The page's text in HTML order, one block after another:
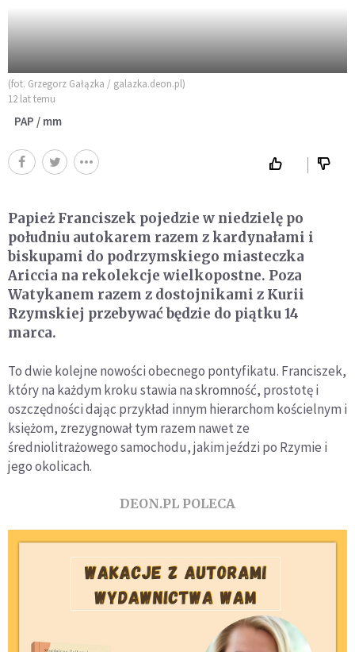
(fot. Grzegorz Gałązka / galazka.deon.pl)
12 lat temu
PAP / mm
Papież Franciszek pojedzie w niedzielę po
południu autokarem razem z kardynałami i
biskupami do podrzymskiego miasteczka
Ariccia na rekolekcje wielkopostne. Poza
Watykanem razem z dostojnikami z Kurii
Rzymskiej przebywać będzie do piątku 14
marca.
To dwie kolejne nowości obecnego pontyfikatu. Franciszek,
który na każdym kroku stawia na skromność, prostotę i
oszczędności dając przykład innym hierarchom kościelnym i
księżom, zrezygnował tym razem nawet ze
średniolitrażowego samochodu, jakim jeździ po Rzymie i
jego okolicach.
DEON.PL POLECA